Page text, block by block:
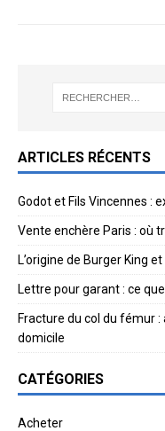
ARTICLES RÉCENTS
Godot et Fils Vincennes :
Vente enchère Paris : où
L’origine de Burger King
Lettre pour garant : ce
Fracture du col du fémur
domicile
CATÉGORIES
Acheter